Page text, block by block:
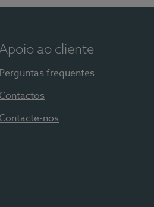
ao cliente
Perguntas frequentes
nos